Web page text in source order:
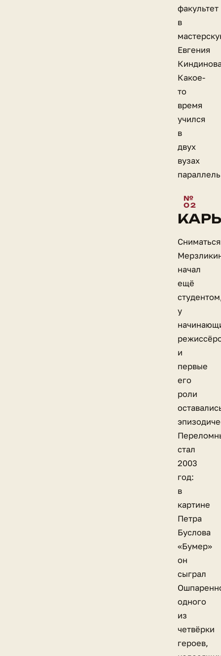
факультет
в
Евгения
Какое-
то
время
учился
в
двух
вузах
Сниматься
начал
ещё
у
и
первые
его
роли
стал
2003
год:
в
картине
Петра
Буслова
«Бумер»
он
сыграл
одного
из
четвёрки
героев,